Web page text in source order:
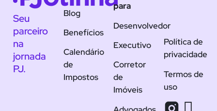
Seu
parceiro
na
jornada
PJ.
Blog
Benefícios
Calendário
de
Impostos
para
Desenvolvedor
Executivo
Corretor
de
Imóveis
Política de
privacidade
Termos de
uso